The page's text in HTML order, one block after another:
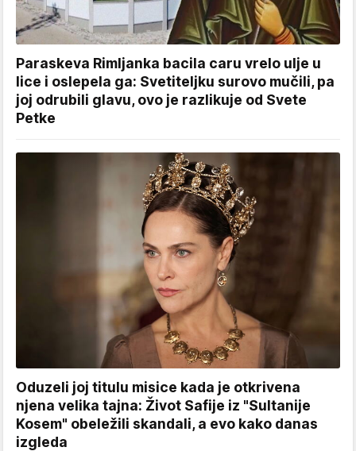
Paraskeva Rimljanka bacila caru vrelo ulje u
lice i oslepela ga: Svetiteljku surovo mučili, pa
joj odrubili glavu, ovo je razlikuje od Svete
Petke
Oduzeli joj titulu misice kada je otkrivena
njena velika tajna: Život Safije iz "Sultanije
Kosem" obeležili skandali, a evo kako danas
izgleda